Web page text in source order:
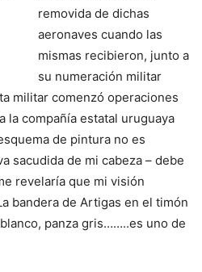
removida de dichas
aeronaves cuando las
mismas recibieron, junto a
su numeración militar
militar comenzó operaciones
la compañía estatal uruguaya
de pintura no es
sacudida de mi cabeza – debe
revelaría que mi visión
bandera de Artigas en el timón
panza gris……..es uno de